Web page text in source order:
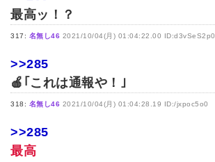
最高ッ！？
317: 名無し46 2021/10/04(月) 01:04:22.00 ID:d3vSeS2p0
>>285
🍎｢これは通報や！｣
318: 名無し46 2021/10/04(月) 01:04:28.19 ID:/jxpoc5o0
>>285
最高